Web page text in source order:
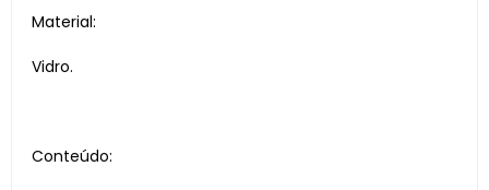
Material:
Vidro.
Conteúdo: